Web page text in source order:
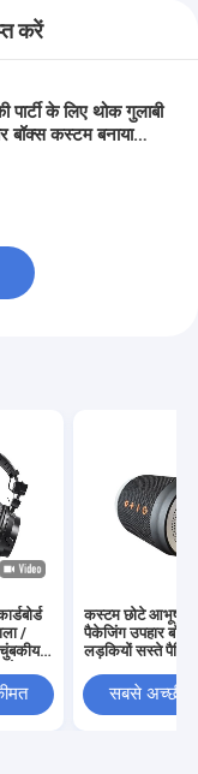
करें
पार्टी के लिए थोक गुलाबी
बॉक्स कस्टम बनाया
/
कस्टम छोटे आभूषण
पैकेजिंग उपहार बॉक्स
लड़कियों सस्ते पैकिंग
सबसे अच्छी